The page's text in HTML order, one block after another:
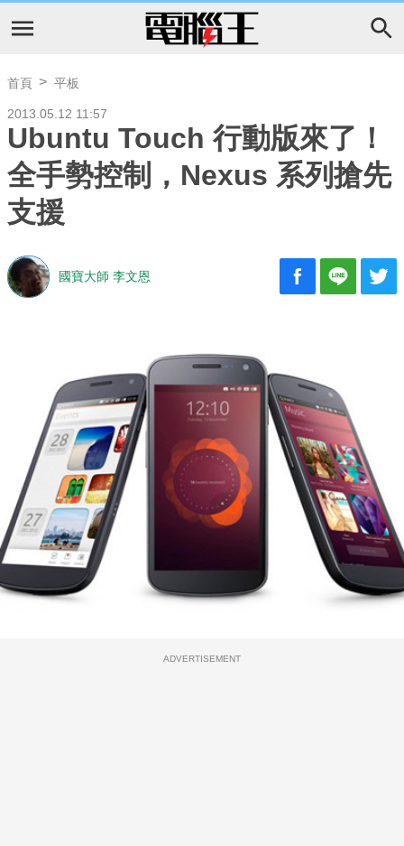
首頁 平板
2013.05.12 11:57
Ubuntu Touch 行動版來了！
全手勢控制，Nexus 系列搶先
支援
國寶大師 李文恩
ADVERTISEMENT